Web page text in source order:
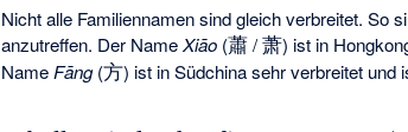
Nicht alle Familiennamen sind gleich verbreitet. So
anzutreffen. Der NameXiāo (蕭/萧) ist in
Name Fāng(方) ist in Südchina sehr verbreitet